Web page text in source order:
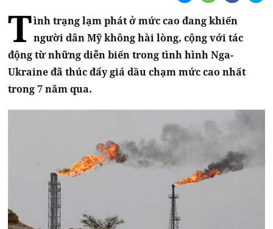
Tình trạng lạm phát ở mức cao đang khiến
người dân Mỹ không hài lòng, cộng với tác
động từ những diễn biến trong tình hình Nga-
Ukraine đã thúc đẩy giá dầu chạm mức cao nhất
trong 7 năm qua.